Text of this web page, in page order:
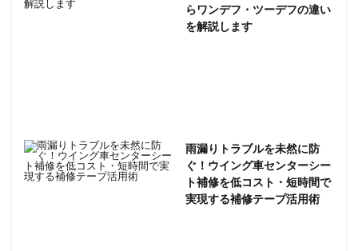
らワンデフ・ツーデフの違い
を解説します
雨漏りトラブルを未然に防
ぐ！ウイング車センターシー
ト補修を低コスト・短時間で
実現する補修テープ活用術